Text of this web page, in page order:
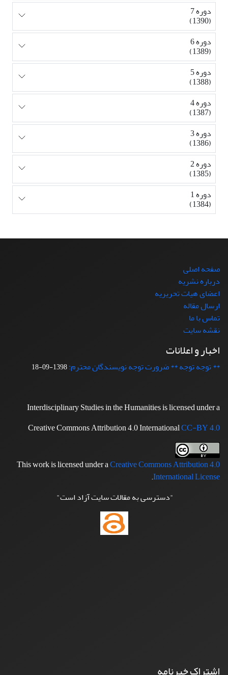
دوره 7
(1390)
دوره 6
(1389)
دوره 5
(1388)
دوره 4
(1387)
دوره 3
(1386)
دوره 2
(1385)
دوره 1
(1384)
صفحه اصلی
درباره نشریه
اعضای هیات تحریریه
ارسال مقاله
تماس با ما
نقشه سایت
اخبار و اعلانات
** توجه توجه ** ضرورت توجه نویسندگان محترم:1398-09-18
Interdisciplinary Studies in the Humanities is licensed under a
Creative Commons Attribution 4.0 InternationalCC-BY 4.0
This work is licensed under aCreative Commons Attribution 4.0
International License
.
"دسترسی به مقالات سایت آزاد است"